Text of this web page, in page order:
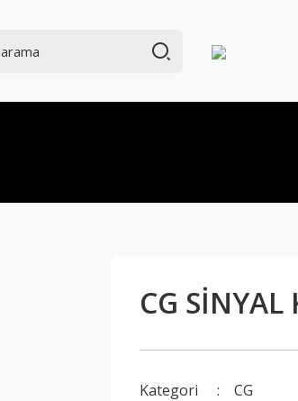
CG SİNYAL
Kategori
CG